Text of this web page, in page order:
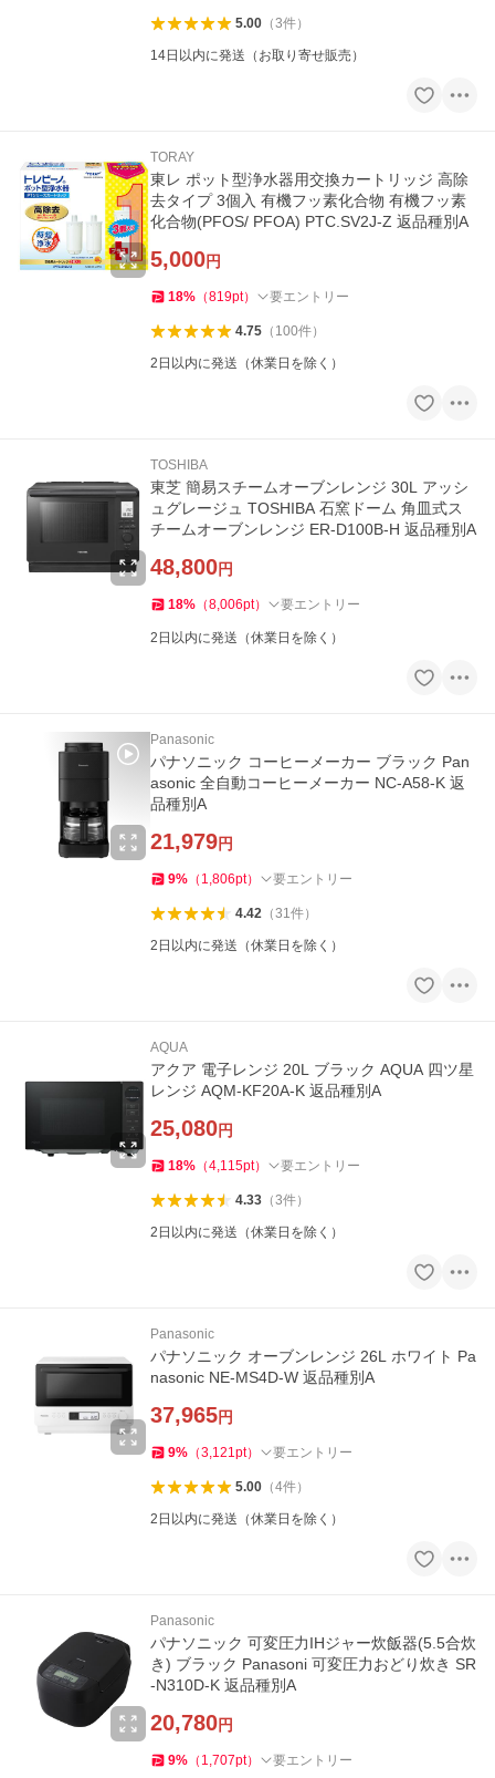
5.00（3件）
14日以内に発送（お取り寄せ販売）
TORAY
東レ ポット型浄水器用交換カートリッジ 高除
去タイプ 3個入 有機フッ素化合物 有機フッ素
化合物(PFOS/ PFOA) PTC.SV2J-Z 返品種別A
5,000円
18% （819pt） 要エントリー
4.75（ 100件）
2日以内に発送（休業日を除く）
TOSHIBA
東芝 簡易スチームオーブンレンジ 30L アッシ
ュグレージュ TOSHIBA 石窯ドーム 角皿式ス
チームオーブンレンジ ER-D100B-H 返品種別A
48,800円
18% （8,006pt） 要エントリー
2日以内に発送（休業日を除く）
Panasonic
パナソニック コーヒーメーカー ブラック Pan
asonic 全自動コーヒーメーカー NC-A58-K 返
品種別A
21,979円
9% （ 1,806pt） 要エントリー
4.42（31件）
2日以内に発送（休業日を除く）
AQUA
アクア 電子レンジ 20L ブラック AQUA 四ツ星
レンジ AQM-KF20A-K 返品種別A
25,080円
18% （4,115pt） 要エントリー
4.33（3件）
2日以内に発送（休業日を除く）
Panasonic
パナソニック オーブンレンジ 26L ホワイト Pa
nasonic NE-MS4D-W 返品種別A
37,965円
9% （3,121pt） 要エントリー
5.00（4件）
2日以内に発送（休業日を除く）
Panasonic
パナソニック 可変圧力IHジャー炊飯器(5.5合炊
き) ブラック Panasoni 可変圧力おどり炊き SR
-N310D-K 返品種別A
20,780円
9% （ 1,707pt） 要エントリー